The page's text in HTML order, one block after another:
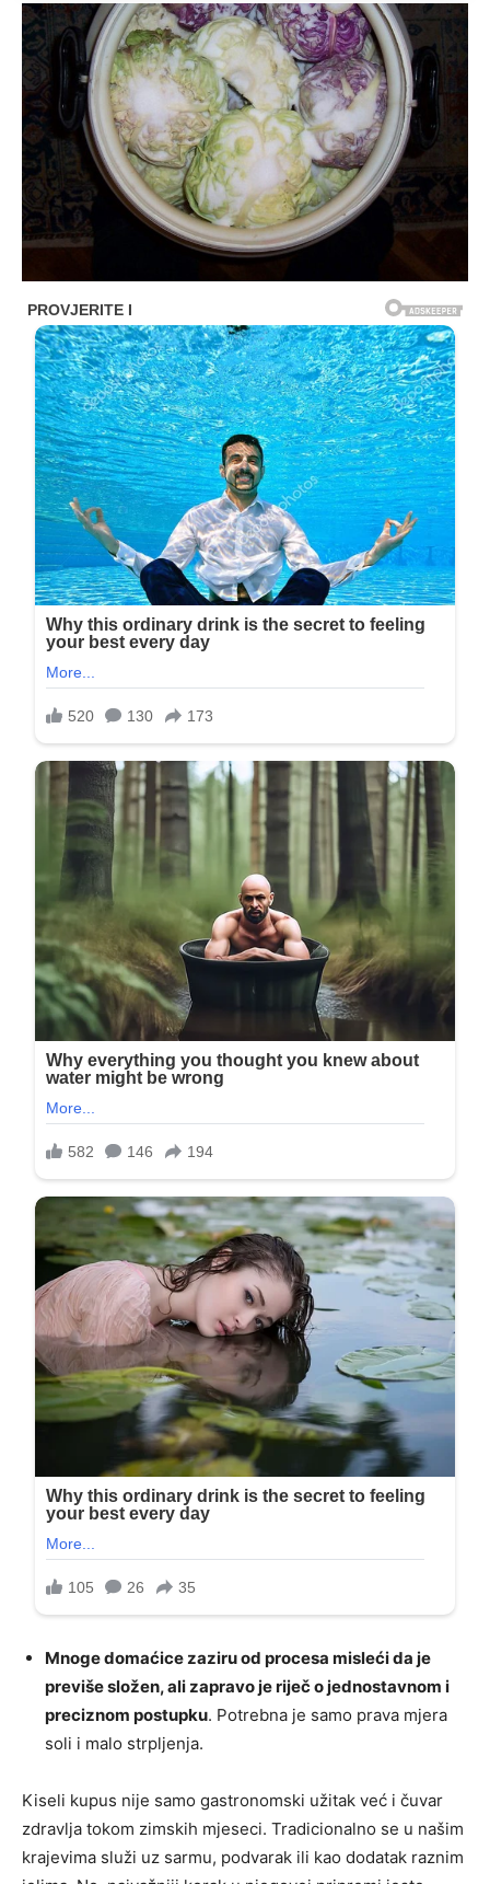
Mnoge domaćice zaziru od procesa misleći da je
previše složen, ali zapravo je riječ o jednostavnom i
preciznom postupku. Potrebna je samo prava mjera
soli i malo strpljenja.
Kiseli kupus nije samo gastronomski užitak već i čuvar
zdravlja tokom zimskih mjeseci. Tradicionalno se u našim
krajevima služi uz sarmu, podvarak ili kao dodatak raznim